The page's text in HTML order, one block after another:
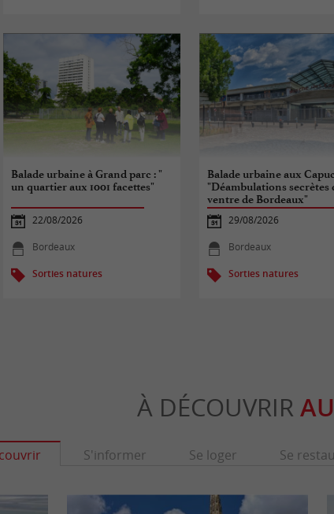
Balade urbaine à Grand parc : "
un quartier aux 1001 facettes"
22/08/2026
Bordeaux
Sorties natures
Balade urbaine aux
"Déambulations secrètes
ventre de Bordeaux"
29/08/2026
Bordeaux
Sorties natures
À DÉCOUVRIR
S'informer Se loger Se